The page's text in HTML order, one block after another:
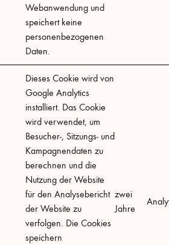
Webanwendung und
speichert keine
personenbezogenen
Daten.
Dieses Cookie wird von
Google Analytics
installiert. Das Cookie
wird verwendet, um
Besucher-, Sitzungs- und
Kampagnendaten zu
berechnen und die
Nutzung der Website
für den Analysebericht
der Website zu
verfolgen. Die Cookies
speichern
zwei
Jahre